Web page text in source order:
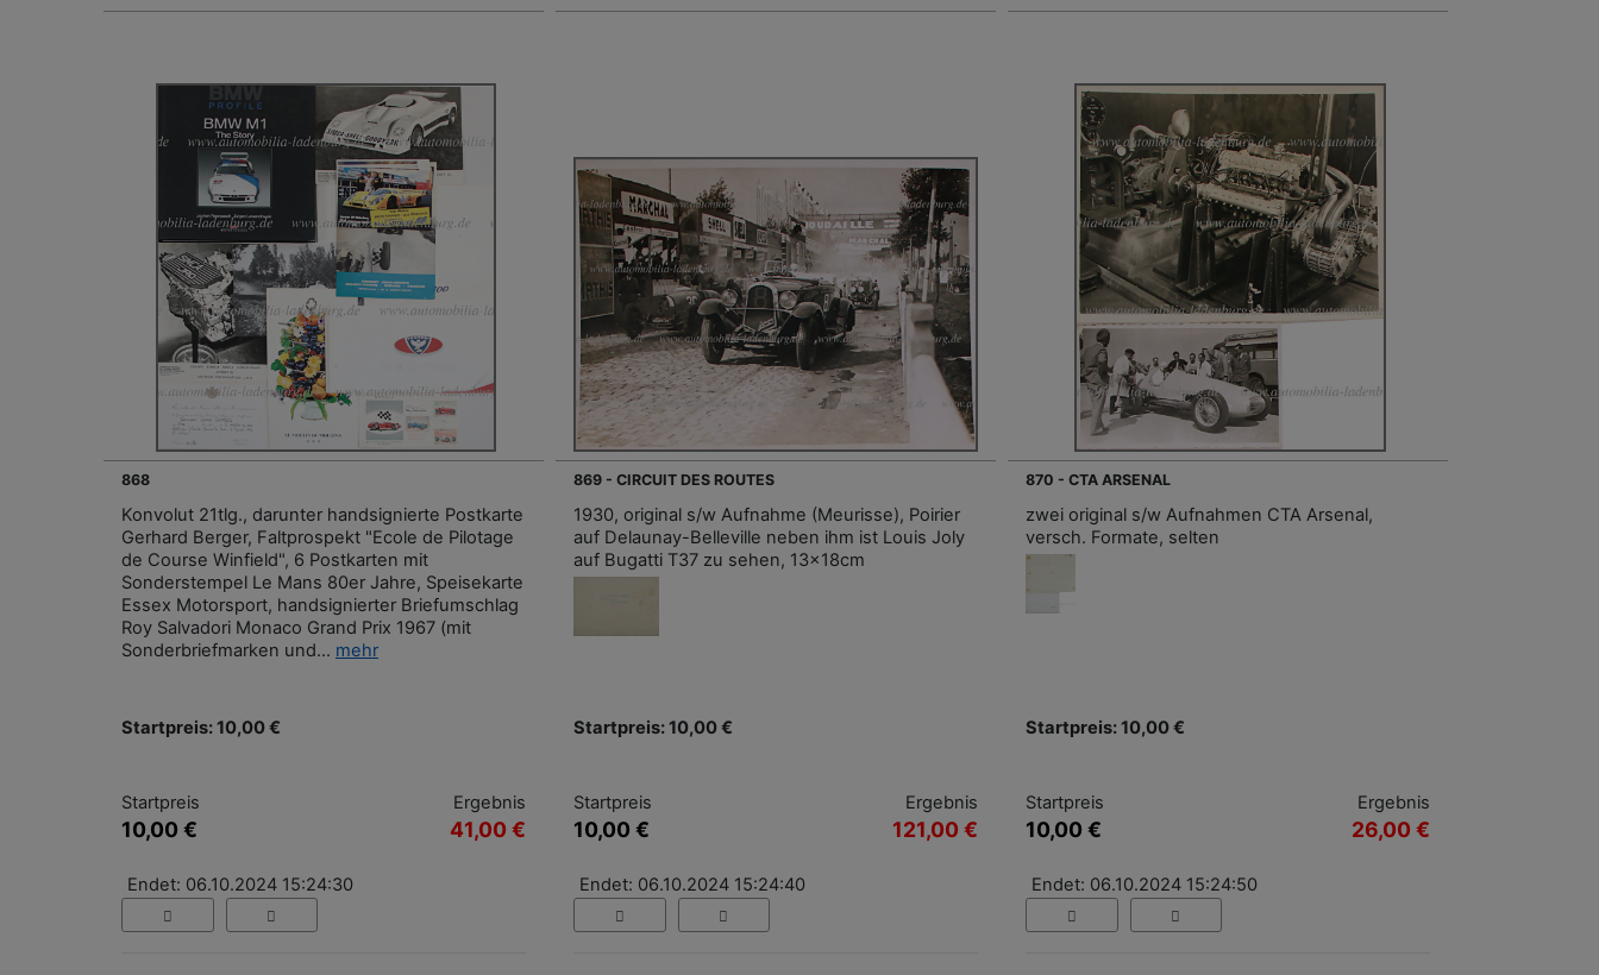
868
Konvolut 21tlg., darunter handsignierte Postkarte
Gerhard Berger, Faltprospekt "Ecole de Pilotage
de Course Winfield", 6 Postkarten mit
Sonderstempel Le Mans 80er Jahre, Speisekarte
Essex Motorsport, handsignierter Briefumschlag
Roy Salvadori Monaco Grand Prix 1967 (mit
Sonderbriefmarken und... mehr
Startpreis: 10,00 €
Startpreis
10,00 €
Ergebnis
41,00 €
Endet: 06.10.2024 15:24:30
869 - CIRCUIT DES ROUTES
1930, original s/w Aufnahme (Meurisse), Poirier
auf Delaunay-Belleville neben ihm ist Louis Joly
auf Bugatti T37 zu sehen, 13x18cm
Startpreis: 10,00 €
Startpreis
10,00 €
Ergebnis
121,00 €
Endet: 06.10.2024 15:24:40
870 - CTA ARSENAL
zwei original s/w Aufnahmen CTA Arsenal,
versch. Formate, selten
Startpreis: 10,00 €
Startpreis
10,00 €
Ergebnis
26,00 €
Endet: 06.10.2024 15:24:50